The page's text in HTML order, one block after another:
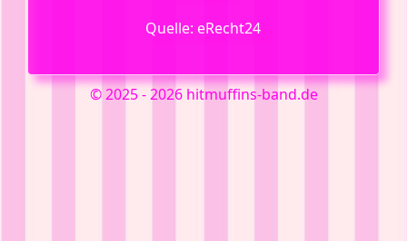
Quelle: eRecht24
© 2025 - 2026 hitmuffins-band.de